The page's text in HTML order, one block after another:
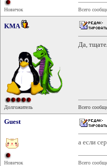
Новичок Всего
KMA
Долгожитель
Да,
Всего
Guest
Новичок
а если
Всего